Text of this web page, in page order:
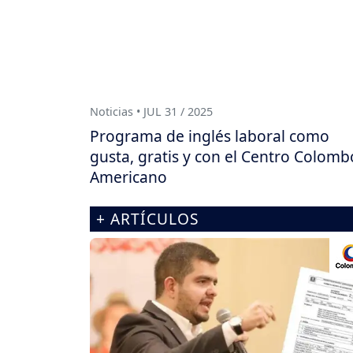
Noticias • JUL 31 / 2025
Programa de inglés laboral como
gusta, gratis y con el Centro
Americano
+ ARTÍCULOS